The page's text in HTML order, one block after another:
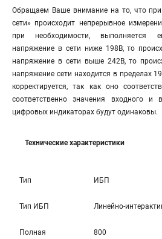
Обращаем Ваше внимание на то, что
сети» происходит непрерывное
при необходимости, выполняется
напряжение в сети ниже 198В, то
напряжение в сети выше 242В, то
напряжение сети находится в пределах
корректируется, так как оно
соответственно значения входного и
цифровых индикаторах будут одинаковы.
Технические характеристики
Тип ИБП
Тип ИБП Линейно-
Полная
800